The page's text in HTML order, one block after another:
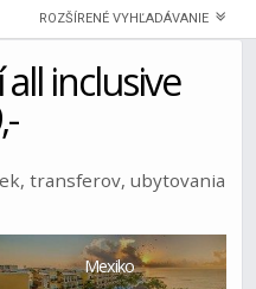
ROZŠÍRENÉ VYHĽADÁVANIE
inclusive
transferov, ubytovania
Mexiko